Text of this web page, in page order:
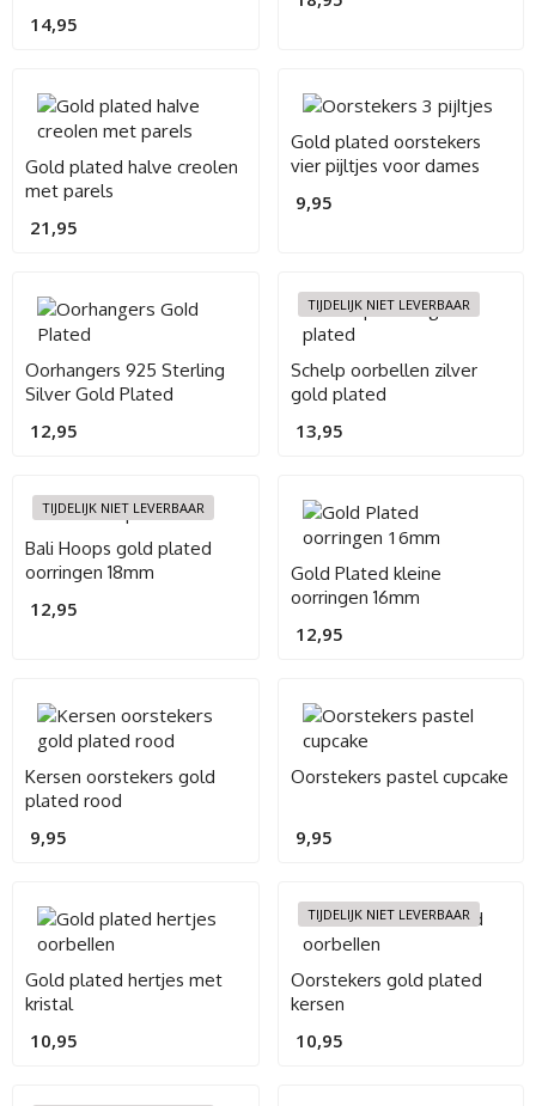
14,95
Gold plated halve creolen
met parels
21,95
Gold plated oorstekers
vier pijltjes voor dames
9,95
Oorhangers 925 Sterling
Silver Gold Plated
12,95
TIJDELIJK NIET LEVERBAAR
Schelp oorbellen zilver
gold plated
13,95
TIJDELIJK NIET LEVERBAAR
Bali Hoops gold plated
oorringen 18mm
12,95
Gold Plated kleine
oorringen 16mm
12,95
Kersen oorstekers gold
plated rood
9,95
Oorstekers pastel cupcake
9,95
Gold plated hertjes met
kristal
10,95
TIJDELIJK NIET LEVERBAAR
Oorstekers gold plated
kersen
10,95